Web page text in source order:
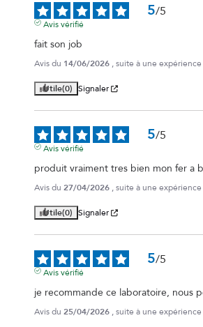
5/5
Avis vérifié
fait son job
Avis du 14/06/2026 , suite à une expérience
Utile(0) Signaler
5/5
Avis vérifié
produit vraiment tres bien mon fer a
Avis du 27/04/2026 , suite à une expérience
Utile(0) Signaler
5/5
Avis vérifié
je recommande ce laboratoire, nous
Avis du 25/04/2026 , suite à une expérience